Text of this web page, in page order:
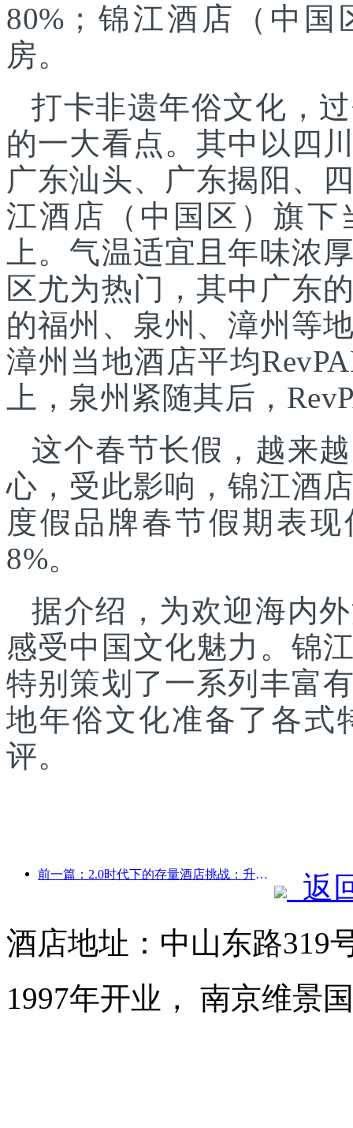
80%；锦江酒店（中
房。
打卡非遗年俗文化，
的一大看点。其中以四
广东汕头、广东揭阳、
江酒店（中国区）旗下
上。气温适宜且年味浓
区尤为热门，其中广东
的福州、泉州、漳州等
漳州当地酒店平均
上，泉州紧随其后，
这个春节长假，越来
心，受此影响，锦江酒
度假品牌春节假期表
8%。
据介绍，为欢迎海内
感受中国文化魅力。锦
特别策划了一系列丰富
地年俗文化准备了各式
评。
前一篇：2.0时代下的存量酒店挑战：升级为核心，才是价值真革新
返
酒店地址：中山东路319
1997年开业， 南京维